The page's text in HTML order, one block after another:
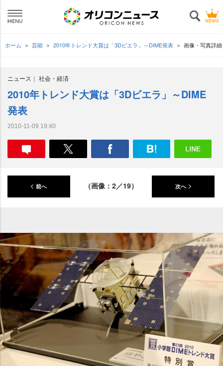
ホーム 芸能 2010年トレンド大賞は「3Dビエラ」～DIME発表 画像・写真詳細
ニュース 社会・経済
2010年トレンド大賞は「3Dビエラ」～DIME
発表
2010-11-09 19:40
前へ （画像：2／19） 次へ